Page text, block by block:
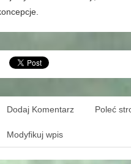
Dodaj Komentarz Poleć
Modyfikuj wpis